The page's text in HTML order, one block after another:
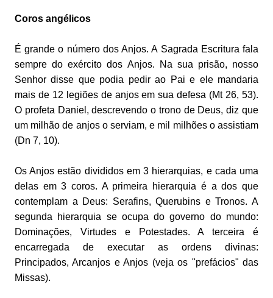
Coros angélicos
É grande o número dos Anjos. A Sagrada Escritura fala
sempre do exército dos Anjos. Na sua prisão, nosso
Senhor disse que podia pedir ao Pai e ele mandaria
mais de 12 legiões de anjos em sua defesa (Mt 26, 53).
O profeta Daniel, descrevendo o trono de Deus, diz que
um milhão de anjos o serviam, e mil milhões o assistiam
(Dn 7, 10).
Os Anjos estão divididos em 3 hierarquias, e cada uma
delas em 3 coros. A primeira hierarquia é a dos que
contemplam a Deus: Serafins, Querubins e Tronos. A
segunda hierarquia se ocupa do governo do mundo:
Dominações, Virtudes e Potestades. A terceira é
encarregada de executar as ordens divinas:
Principados, Arcanjos e Anjos (veja os "prefácios" das
Missas).